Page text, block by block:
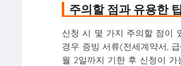
주의할 점과 유용한
신청 시 몇 가지 주의할 점이
경우 증빙 서류(전세계약서,
월 2일까지 기한 후 신청이 가